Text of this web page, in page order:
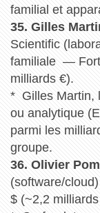
familial et
35. Gilles
Scientific
familiale —
milliards €).
* Gilles Martin,
ou analytique
parmi les
groupe.
36. Olivier
(software/
$ (~2,2